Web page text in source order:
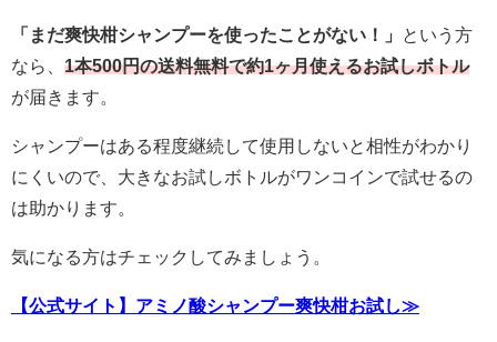
「まだ爽快柑シャンプーを使ったことがない！」
という方
なら、 1本500円の送料無料で約1ヶ月使えるお試しボトル
が届きます。
シャンプーはある程度継続して使用しないと相性がわかり
にくいので、大きなお試しボトルがワンコインで試せるの
は助かります。
気になる方はチェックしてみましょう。
【公式サイト】アミノ酸シャンプー爽快柑お試し≫